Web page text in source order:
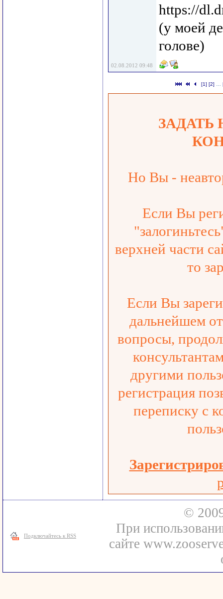
https://
(у моей
голове)
02.08.2012 09:48
[1] [2] …
Но Вы -
Если Вы
верхней части
то
Если Вы
дальнейшем
вопросы,
другими
регистрация
переписку с
Подключайтесь к RSS
©
При
сайте